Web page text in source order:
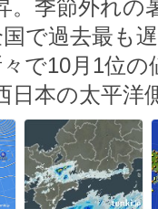
。季節外れの
で過去最も
で10月1位
日本の太平洋